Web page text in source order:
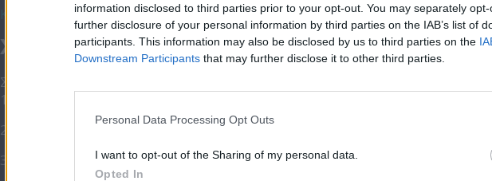
information disclosed to third parties prior to your opt-out. You may separately
further disclosure of your personal information by third parties on the IAB’s list of
participants. This information may also be disclosed by us to third parties on the
Downstream Participants that may further disclose it to other third parties.
Personal Data Processing Opt Outs
I want to opt-out of the Sharing of my personal data.
Opted In
Κατέβασε το
Χρυσωμαγειρέματα εκπ. 131 (11.03.25)
Στάλω Ντίρρη- Αθηνά Ντίρρη
1) Καπαμάς με κολοκάσι και κουνουπίδι
2) Αρνίσιο συκώτι με ξύδι
3) Καρυδότουρτα